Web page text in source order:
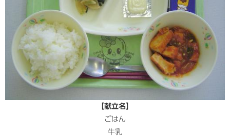
【献立名】
ごはん
牛乳